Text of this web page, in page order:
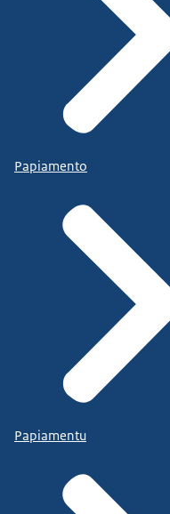
Papiamento
Papiamentu